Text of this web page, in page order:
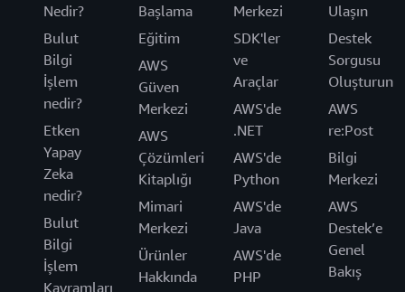
Nedir?
Bulut
Bilgi
İşlem
nedir?
Etken
Yapay
Zeka
nedir?
Bulut
Bilgi
İşlem
Kavramları
Başlama
Eğitim
AWS
Güven
Merkezi
AWS
Çözümleri
Kitaplığı
Mimari
Merkezi
Ürünler
Hakkında
Merkezi
SDK'ler
ve
Araçlar
AWS'de
.NET
AWS'de
Python
AWS'de
Java
AWS'de
PHP
Ulaşın
Destek
Sorgusu
Oluşturun
AWS
re:Post
Bilgi
Merkezi
AWS
Destek’e
Genel
Bakış